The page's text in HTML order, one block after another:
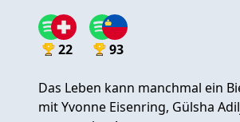
22 93
Das Leben kann manchmal ein
mit Yvonne Eisenring, Gülsha